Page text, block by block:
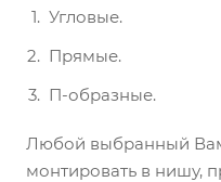
Угловые.
Прямые.
П-образные.
Любой выбранный
монтировать в нишу,